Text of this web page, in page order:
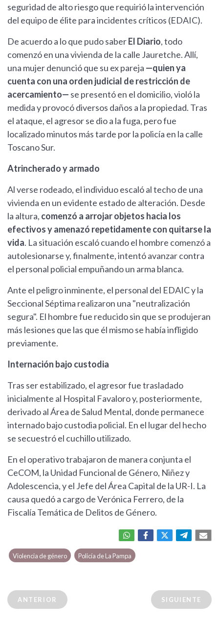
seguridad de alto riesgo que requirió la intervención
del equipo de élite para incidentes críticos (EDAIC).
De acuerdo a lo que pudo saberEl Diario, todo
comenzó en una vivienda de la calle Jauretche. Allí,
una mujer denunció que su ex pareja —quien ya
cuenta con una orden judicial de restricción de
acercamiento— se presentó en el domicilio, violó la
medida y provocó diversos daños a la propiedad. Tras
el ataque, el agresor se dio a la fuga, pero fue
localizado minutos más tarde por la policía en la calle
Toscano Sur.
Atrincherado y armado
Al verse rodeado, el individuo escaló al techo de una
vivienda en un evidente estado de alteración. Desde
la altura, comenzó a arrojar objetos hacia los
efectivos y amenazó repetidamente con quitarse la
vida. La situación escaló cuando el hombre comenzó a
autolesionarse y, finalmente, intentó avanzar contra
el personal policial empuñando un arma blanca.
Ante el peligro inminente, el personal del EDAIC y la
Seccional Séptima realizaron una "neutralización
segura". El hombre fue reducido sin que se produjeran
más lesiones que las que él mismo se había infligido
previamente.
Internación bajo custodia
Tras ser estabilizado, el agresor fue trasladado
inicialmente al Hospital Favaloro y, posteriormente,
derivado al Área de Salud Mental, donde permanece
internado bajo custodia policial. En el lugar del hecho
se secuestró el cuchillo utilizado.
En el operativo trabajaron de manera conjunta el
CeCOM, la Unidad Funcional de Género, Niñez y
Adolescencia, y el Jefe del Área Capital de la UR-I. La
causa quedó a cargo de Verónica Ferrero, de la
Fiscalía Temática de Delitos de Género.
Violencia de género Policía de La Pampa
ANTERIOR SIGUIENTE